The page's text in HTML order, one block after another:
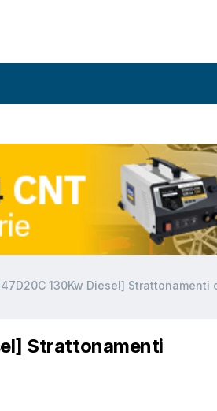
130Kw Diesel] Strattonamenti
Strattonamenti